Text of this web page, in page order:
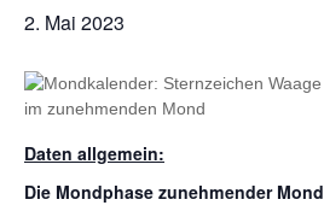
2. Mai 2023
Daten allgemein:
Die Mondphase zunehmender Mond